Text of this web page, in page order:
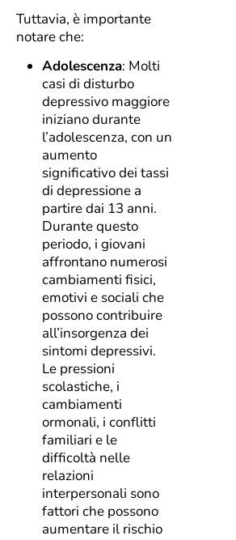
Tuttavia, è importante
notare che:
Adolescenza: Molti
casi di disturbo
depressivo maggiore
iniziano durante
l’adolescenza, con un
aumento
significativo dei tassi
di depressione a
partire dai 13 anni.
Durante questo
periodo, i giovani
affrontano numerosi
cambiamenti fisici,
emotivi e sociali che
possono contribuire
all’insorgenza dei
sintomi depressivi.
Le pressioni
scolastiche, i
cambiamenti
ormonali, i conflitti
familiari e le
difficoltà nelle
relazioni
interpersonali sono
fattori che possono
aumentare il rischio